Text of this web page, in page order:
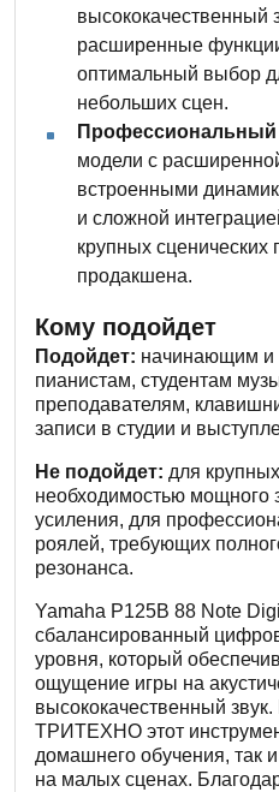
высококачественный
расширенные
оптимальный выбор
небольших сцен.
Профессиональный
модели с
встроенными
и сложной
крупных сценических
продакшена.
Кому подойдет
Подойдет: начинающим и
пианистам, студентам
преподавателям,
записи в студии и
Не подойдет: для
необходимостью мощного
усиления, для
роялей, требующих
резонанса.
Yamaha P125B 88 Note
сбалансированный
уровня, который
ощущение игры на
высококачественный
ТРИТЕХНО этот
домашнего обучения, так
на малых сценах.